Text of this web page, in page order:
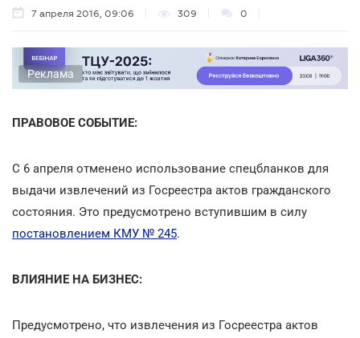
7 апреля 2016, 09:06 309 0
Реклама
ПРАВОВОЕ СОБЫТИЕ:
С 6 апреля отменено использование спецбланков для
выдачи извлечений из Госреестра актов гражданского
состояния. Это предусмотрено вступившим в силу
постановлением КМУ № 245.
ВЛИЯНИЕ НА БИЗНЕС:
Предусмотрено, что извлечения из Госреестра актов